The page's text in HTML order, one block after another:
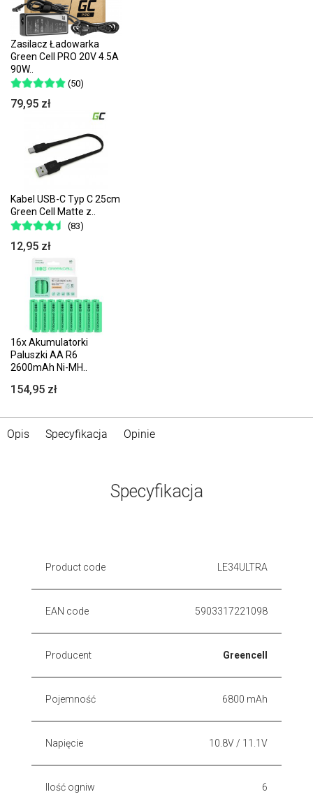
Zasilacz Ładowarka
Green Cell PRO 20V 4.5A
90W..
(50)
79,95 zł
Kabel USB-C Typ C 25cm
Green Cell Matte z..
(83)
12,95 zł
16x Akumulatorki
Paluszki AA R6
2600mAh Ni-MH..
154,95 zł
Opis Specyfikacja Opinie
Specyfikacja
Product code LE34ULTRA
EAN code 5903317221098
Producent Greencell
Pojemność 6800 mAh
Napięcie 10.8V / 11.1V
Ilość ogniw 6